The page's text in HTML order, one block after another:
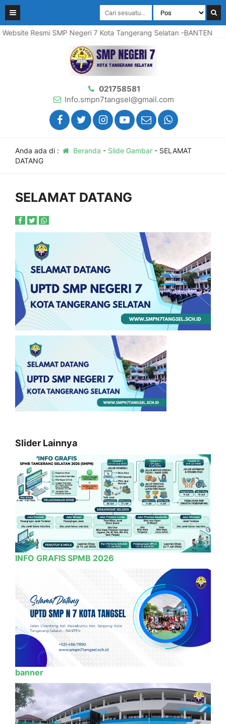
SMP Negeri 7 Kota Tangerang Selatan -BANTEN
021758581
Info.smpn7tangsel@gmail.com
Anda ada di : Beranda - Slide Gambar- SELAMAT
DATANG
SELAMAT DATANG
Slider Lainnya
INFO GRAFIS SPMB 2026
banner